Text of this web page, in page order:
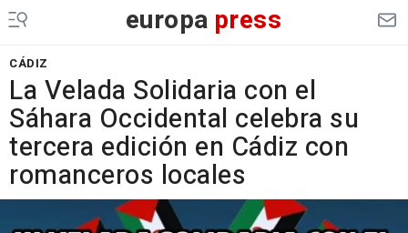
europa press
CÁDIZ
La Velada Solidaria con el
Sáhara Occidental celebra su
tercera edición en Cádiz con
romanceros locales